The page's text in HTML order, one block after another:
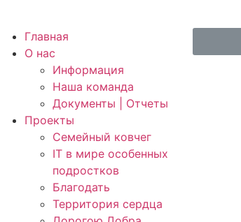
Главная
О нас
Информация
Наша команда
Документы | Отчеты
Проекты
Семейный ковчег
IT в мире особенных
подростков
Благодать
Территория сердца